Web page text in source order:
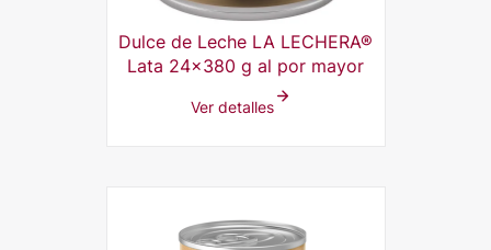
Dulce de Leche LA LECHERA®
Lata 24x380 g al por mayor
Ver detalles